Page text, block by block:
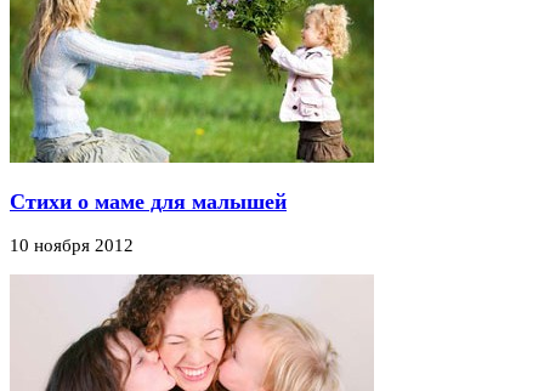
Стихи о маме для малышей
10 ноября 2012